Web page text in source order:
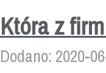
Która z
Dodano: 2020-